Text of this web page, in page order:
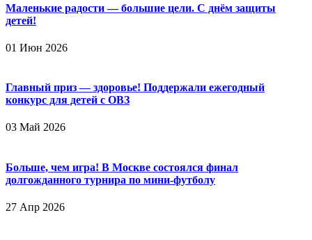
Маленькие радости — большие цели. С днём защиты
детей!
01 Июн 2026
Главный приз — здоровье! Поддержали ежегодный
конкурс для детей с ОВЗ
03 Май 2026
Больше, чем игра! В Москве состоялся финал
долгожданного турнира по мини-футболу
27 Апр 2026